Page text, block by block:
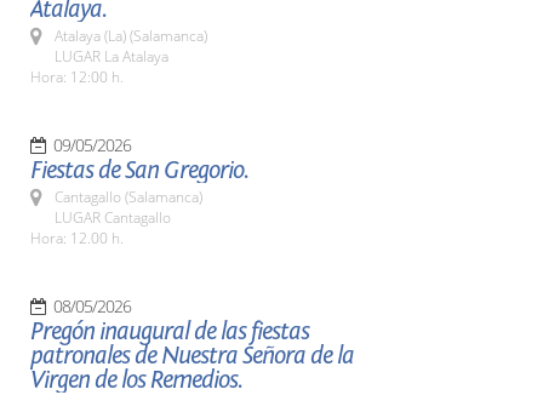
Atalaya.
Atalaya (La) (Salamanca)
LUGAR La Atalaya
Hora: 12:00 h.
09/05/2026
Fiestas de San Gregorio.
Cantagallo (Salamanca)
LUGAR Cantagallo
Hora: 12.00 h.
08/05/2026
Pregón inaugural de las fiestas
patronales de Nuestra Señora de la
Virgen de los Remedios.